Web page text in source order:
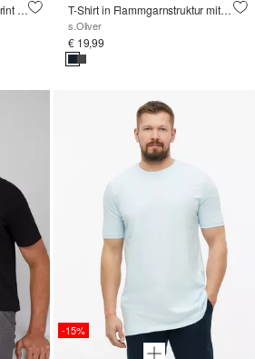
Baumwoll-T-Shirt mit Logo-Print und V-Neck T-Shirt in Flammgarnstruktur mit Brusttasche
s.Oliver
€ 19,99
-15%